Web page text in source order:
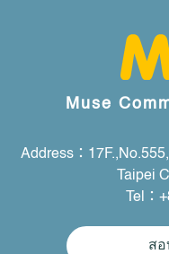
Muse
Address：
Taipei
Tel：
สอ